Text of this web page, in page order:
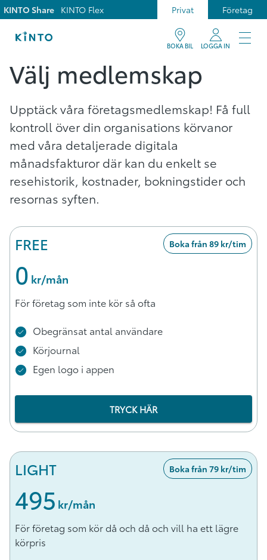
Privat Företag
KINTO Share KINTO Flex
BOKA BIL LOGGA IN
Välj medlemskap
Upptäck våra företagsmedlemskap! Få full
kontroll över din organisations körvanor
med våra detaljerade digitala
månadsfakturor där kan du enkelt se
resehistorik, kostnader, bokningstider och
resornas syften.
FREE Boka från 89 kr/tim
0 kr/mån
För företag som inte kör så ofta
Obegränsat antal användare
Körjournal
Egen logo i appen
TRYCK HÄR
LIGHT Boka från 79 kr/tim
495 kr/mån
För företag som kör då och då och vill ha ett lägre
körpris